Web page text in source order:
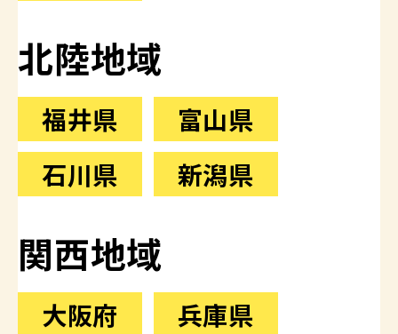
北陸地域
福井県
富山県
石川県
新潟県
関西地域
大阪府
兵庫県